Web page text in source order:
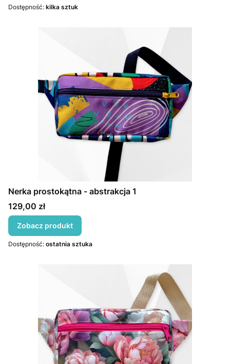
Dostępność: kilka sztuk
Nerka prostokątna - abstrakcja 1
Cena
129,00 zł
Zobacz produkt
Dostępność: ostatnia sztuka